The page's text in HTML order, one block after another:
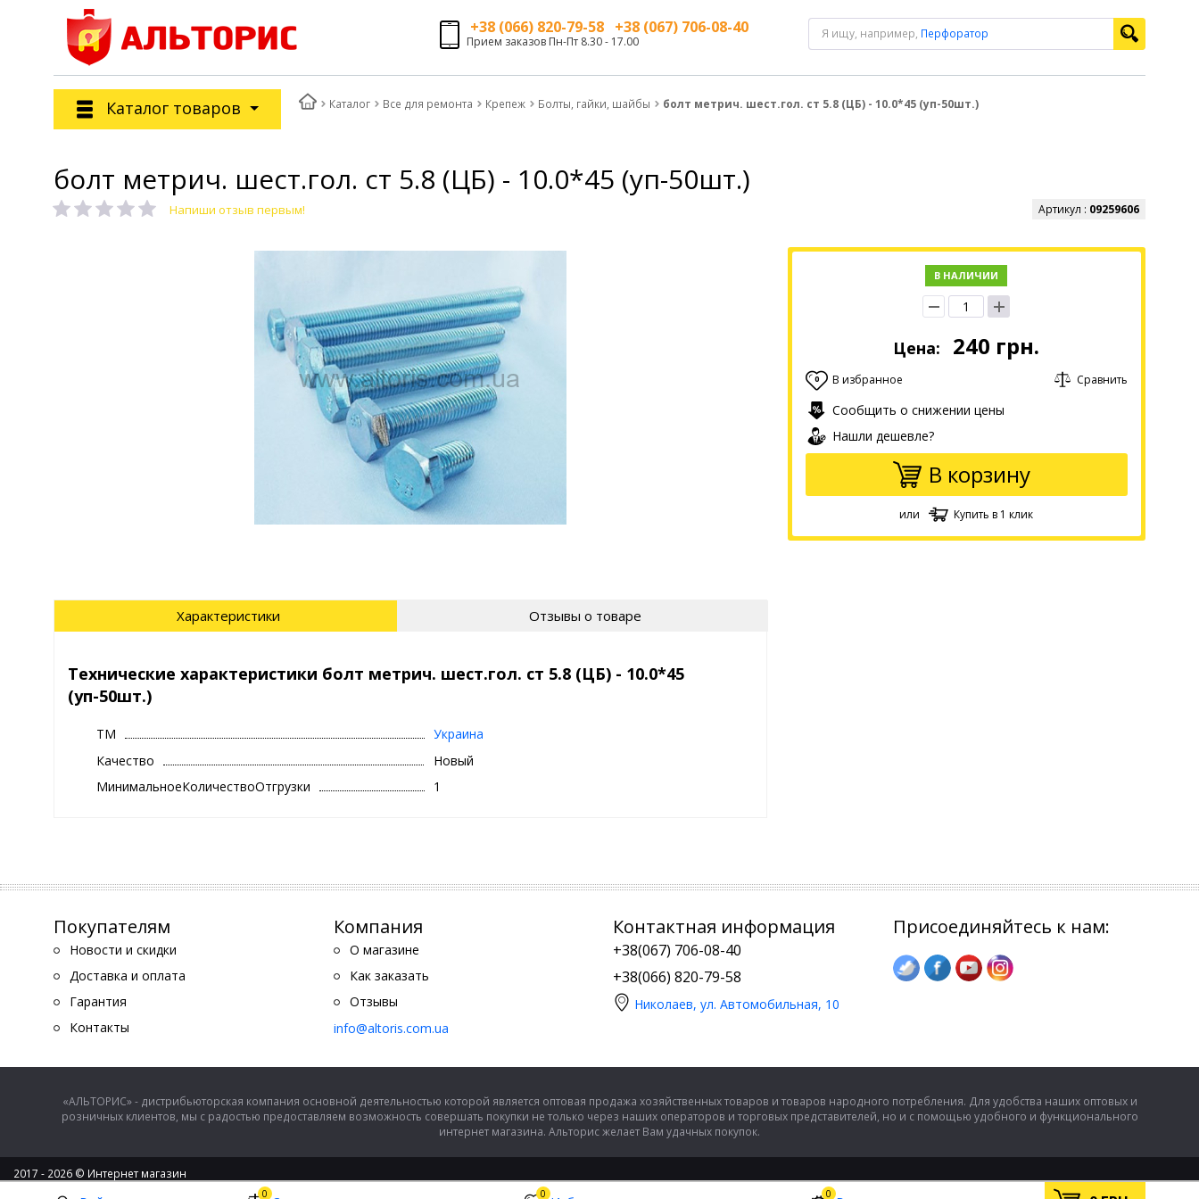
0 0 0
+38 (066) 820-79-58 +38 (067) 706-08-40
Прием заказов Пн-Пт 8.30 - 17.00
Я ищу, например, Перфоратор
Каталог товаров Каталог Все для ремонта Крепеж Болты, гайки, шайбы болт метрич. шест.гол. ст 5.8 (ЦБ) - 10.0*45 (уп-50шт.)
болт метрич. шест.гол. ст 5.8 (ЦБ) - 10.0*45 (уп-50шт.)
Напиши отзыв первым! Артикул : 09259606
В НАЛИЧИИ
Цена: 240 грн.
0 В избранное Сравнить
Сообщить о снижении цены
Нашли дешевле?
В корзину
или Купить в 1 клик
Характеристики Отзывы о товаре
Технические характеристики болт метрич. шест.гол. ст 5.8 (ЦБ) - 10.0*45
(уп-50шт.)
ТМ
Украина
Качество
Новый
МинимальноеКоличествоОтгрузки
1
Покупателям
Новости и скидки
Доставка и оплата
Гарантия
Контакты
Компания
О магазине
Как заказать
Отзывы
info@altoris.com.ua
Контактная информация
+38(067) 706-08-40
+38(066) 820-79-58
Николаев, ул. Автомобильная, 10
Присоединяйтесь к нам:
«АЛЬТОРИС» - дистрибьюторская компания основной деятельностью которой является оптовая продажа хозяйственных товаров и товаров народного потребления. Для удобства наших оптовых и
розничных клиентов, мы с радостью предоставляем возможность совершать покупки не только через наших операторов и торговых представителей, но и с помощью удобного и функционального
интернет магазина. Альторис желает Вам удачных покупок.
2017 - 2026 © Интернет магазин
ООО "Альторис" - хозяйственные товары и бытовая техника